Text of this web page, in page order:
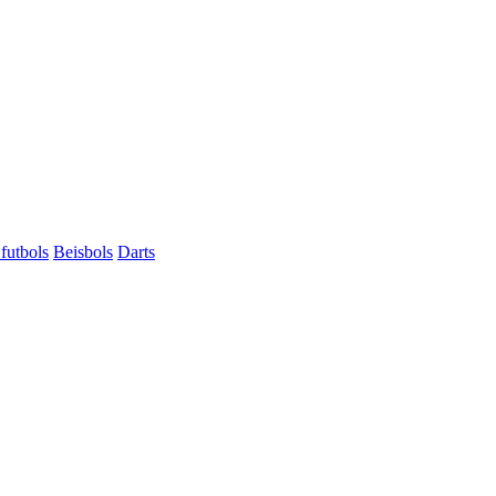
Beisbols Darts